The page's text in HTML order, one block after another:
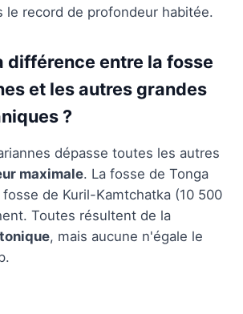
le record de profondeur habitée.
différence entre la fosse
et les autres grandes
?
dépasse toutes les autres
maximale. La fosse de Tonga
de Kuril-Kamtchatka (10 500
Toutes résultent de la
, mais aucune n'égale le